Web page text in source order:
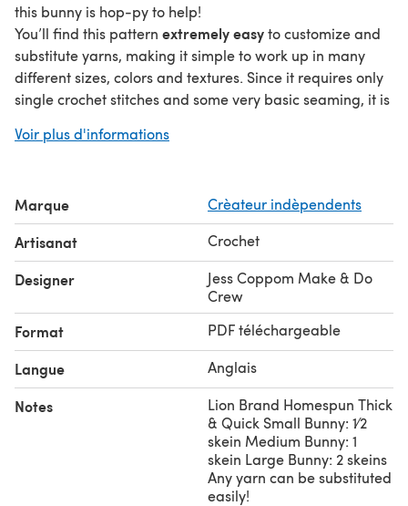
this bunny is hop-py to help!
You’ll find this pattern extremely easyto customize and
substitute yarns, making it simple to work up in many
different sizes, colors and textures. Since it requires only
single crochet stitches and some very basic seaming, it is
make something charming with their first practice
photo tutorial.
It has large, easy-to-read type and is
formatted for printing.
Be warned though, these bunnies are addictive! You
won’t be able to crochet just one!
This pattern originally appeared on Make & Do Crew.
Voir plus d'informations
Marque Crèateur indèpendents
Artisanat Crochet
Designer
Jess Coppom Make & Do
Crew
Format PDF téléchargeable
Langue Anglais
Notes
Lion Brand Homespun Thick
& Quick Small Bunny: 1⁄2
skein Medium Bunny: 1
skein Large Bunny: 2 skeins
Any yarn can be substituted
easily!